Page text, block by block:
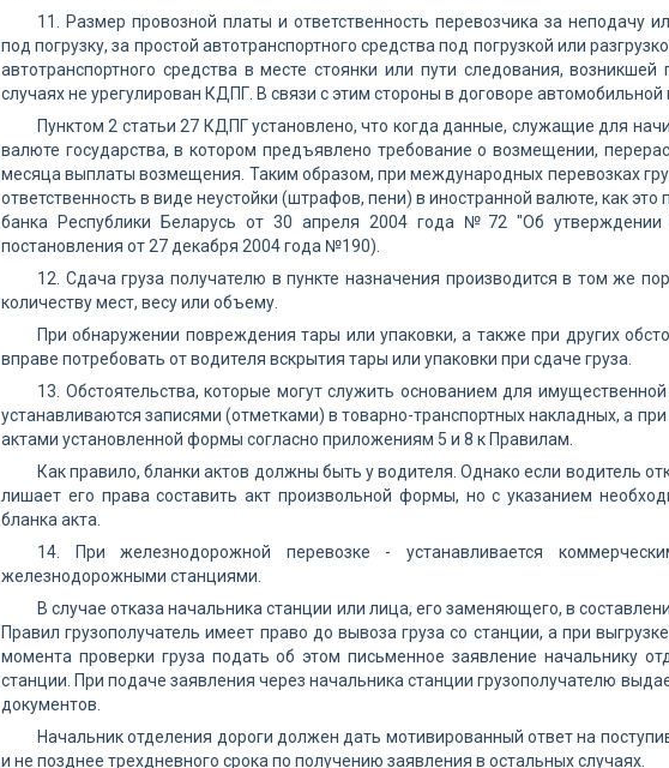
11. Размер провозной платы и ответственность перевозчика за неподачу
под погрузку, за простой автотранспортного средства под погрузкой или
автотранспортного средства в месте стоянки или пути следования, возникшей
случаях не урегулирован КДПГ. В связи с этим стороны в договоре автомобильной
Пунктом 2 статьи 27 КДПГ установлено, что когда данные, служащие для
валюте государства, в котором предъявлено требование о возмещении,
месяца выплаты возмещения. Таким образом, при международных перевозках
ответственность в виде неустойки (штрафов, пени) в иностранной валюте, как
банка Республики Беларусь от 30 апреля 2004 года №72 "Об
постановления от 27 декабря 2004 года №190).
12. Сдача груза получателю в пункте назначения производится в том же
количеству мест, весу или объему.
При обнаружении повреждения тары или упаковки, а также при других
вправе потребовать от водителя вскрытия тары или упаковки при сдаче груза.
13. Обстоятельства, которые могут служить основанием для
устанавливаются записями (отметками) в товарно-транспортных накладных, а
актами установленной формы согласно приложениям 5 и 8 к Правилам.
Как правило, бланки актов должны быть у водителя. Однако если водитель
лишает его права составить акт произвольной формы, но с указанием
бланка акта.
14. При железнодорожной перевозке - устанавливается
железнодорожными станциями.
В случае отказа начальника станции или лица, его заменяющего, в
Правил грузополучатель имеет право до вывоза груза со станции, а при
момента проверки груза подать об этом письменное заявление начальнику
станции. При подаче заявления через начальника станции грузополучателю
документов.
Начальник отделения дороги должен дать мотивированный ответ на
и не позднее трехдневного срока по получению заявления в остальных случаях.